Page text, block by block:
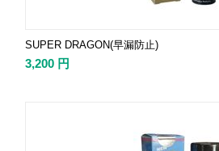
SUPER DRAGON(早漏防止)
3,200 円